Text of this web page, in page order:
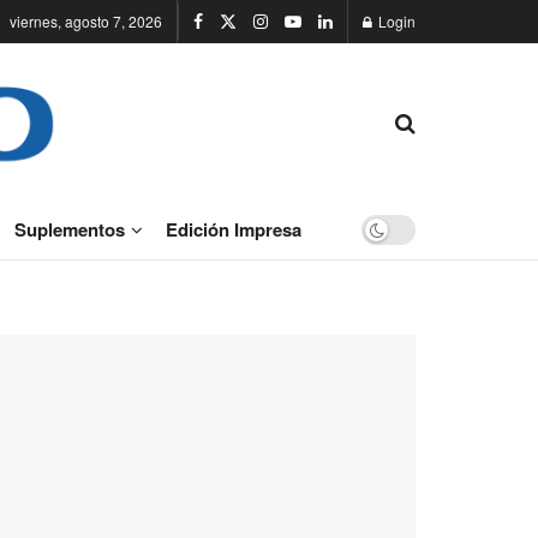
viernes, agosto 7, 2026 Login
Suplementos Edición Impresa